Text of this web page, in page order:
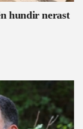
hundir nerast